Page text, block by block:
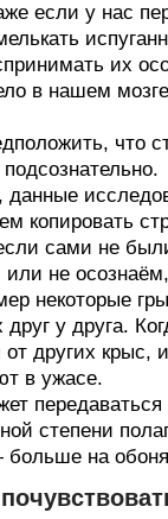
если у нас
их
в нашем
что
копировать
сами не
не
некоторые
друг у друга.
от других
в ужасе.
степени
на